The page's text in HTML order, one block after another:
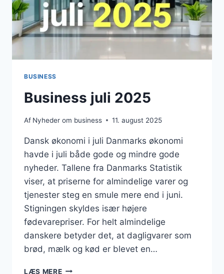
BUSINESS
Business juli 2025
Af Nyheder om business 11. august 2025
Dansk økonomi i juli Danmarks økonomi
havde i juli både gode og mindre gode
nyheder. Tallene fra Danmarks Statistik
viser, at priserne for almindelige varer og
tjenester steg en smule mere end i juni.
Stigningen skyldes især højere
fødevarepriser. For helt almindelige
danskere betyder det, at dagligvarer som
brød, mælk og kød er blevet en…
LÆS MEREBUSINESS